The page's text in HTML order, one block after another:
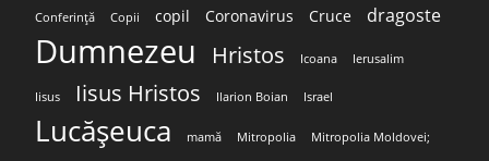
Conferință Copii copil Coronavirus Cruce dragoste
Dumnezeu Hristos Icoana Ierusalim
Iisus Iisus Hristos Ilarion Boian Israel
Lucășeuca mamă Mitropolia Mitropolia Moldovei;